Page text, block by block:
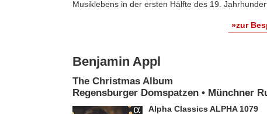
Musiklebens in der ersten Hälfte des 19.
»zur
Benjamin Appl
The Christmas Album
Regensburger Domspatzen • Münchner
Alpha Classics ALPHA 1079